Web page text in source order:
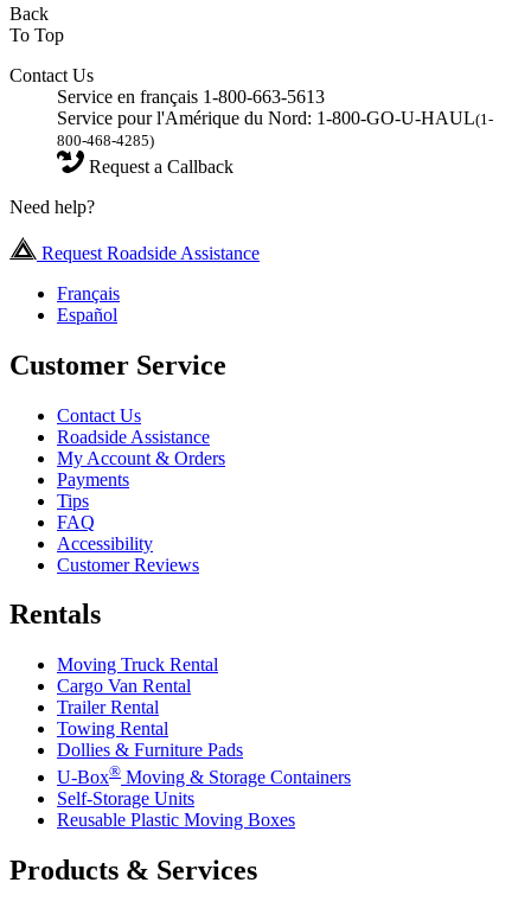
Back
To Top
Contact Us
Service en français 1-800-663-5613
Service pour l'Amérique du Nord: 1-800-GO-U-HAUL(1-
800-468-4285)
Request a Callback
Need help?
Request Roadside Assistance
Français
Español
Customer Service
Contact Us
Roadside Assistance
My Account & Orders
Payments
Tips
FAQ
Accessibility
Customer Reviews
Rentals
Moving Truck Rental
Cargo Van Rental
Trailer Rental
Towing Rental
Dollies & Furniture Pads
U-Box® Moving & Storage Containers
Self-Storage Units
Reusable Plastic Moving Boxes
Products & Services